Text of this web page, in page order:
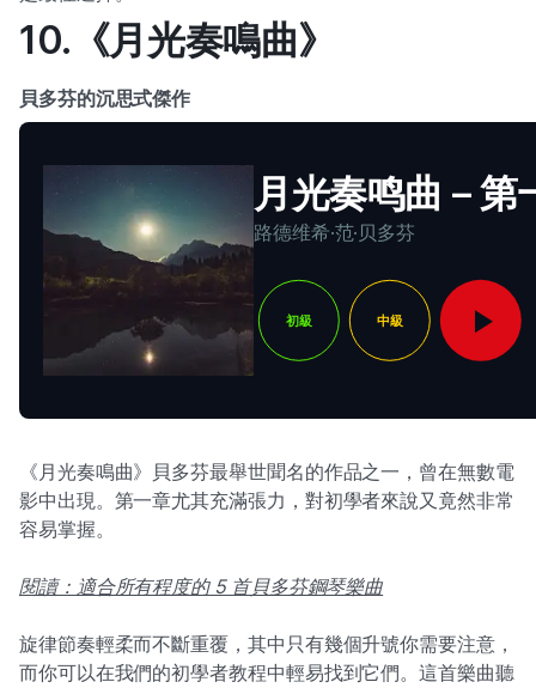
10.《月光奏鳴曲》
貝多芬的沉思式傑作
月光奏鸣曲 – 第
路德维希·范·贝多芬
初級 中級
《月光奏鳴曲》貝多芬最舉世聞名的作品之一，曾在無數電
影中出現。第一章尤其充滿張力，對初學者來說又竟然非常
容易掌握。
閱讀：適合所有程度的 5 首貝多芬鋼琴樂曲
旋律節奏輕柔而不斷重覆，其中只有幾個升號你需要注意，
而你可以在我們的初學者教程中輕易找到它們。這首樂曲聽